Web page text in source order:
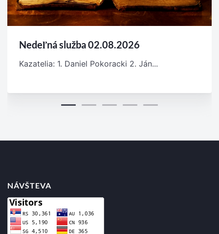
Nedeľná služba 02.08.2026
Kazatelia: 1. Daniel Pokoracki 2. Ján...
NÁVŠTEVA